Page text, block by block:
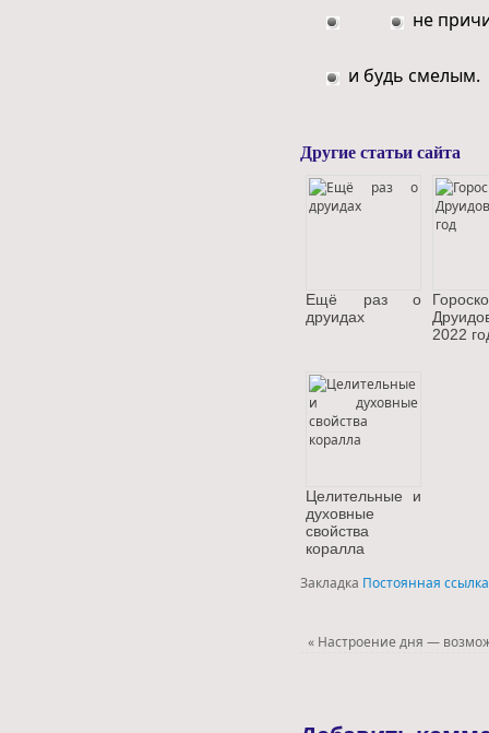
не
и будь смелым.
Другие статьи сайта
Ещё раз о
друидах
2022
Целительные и
духовные
свойства
коралла
Закладка Постоянная ссылка
«Настроение дня —